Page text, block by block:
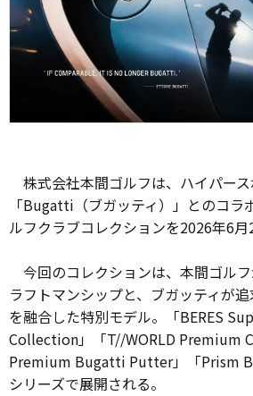
株式会社本間ゴルフは、ハイパー
「Bugatti（ブガッティ）」とのコラ
ルフクラブコレクションを2026年6月
今回のコレクションは、本間ゴル
ラフトマンシップと、ブガッティが
を融合した特別モデル。「BERES
Collection」「T//WORLD Premium
Premium Bugatti Putter」「Prism
シリーズで展開される。